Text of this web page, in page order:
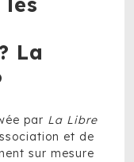
La
par La Libre
et de
sur mesure